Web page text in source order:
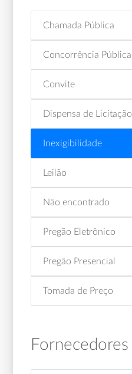
Chamada Pública
Concorrência Pública
Convite
Dispensa de Licitação
Inexigibilidade
Leilão
Não encontrado
Pregão Eletrônico
Pregão Presencial
Tomada de Preço
Fornecedores